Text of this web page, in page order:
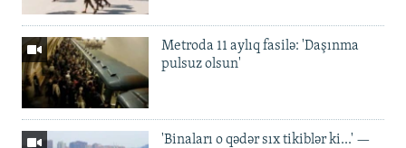
Metroda 11 aylıq fasilə: 'Daşınma
pulsuz olsun'
'Binaları o qədər sıx tikiblər ki...' —